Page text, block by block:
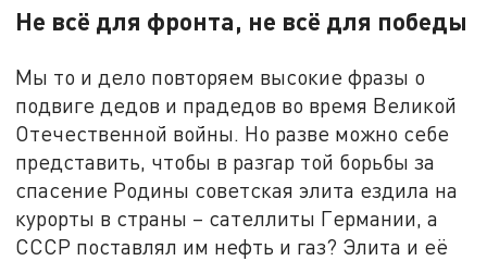
Не всё для фронта, не всё для победы
Мы то и дело повторяем высокие фразы о
подвиге дедов и прадедов во время Великой
Отечественной войны. Но разве можно себе
представить, чтобы в разгар той борьбы за
спасение Родины советская элита ездила на
курорты в страны – сателлиты Германии, а
СССР поставлял им нефть и газ? Элита и её